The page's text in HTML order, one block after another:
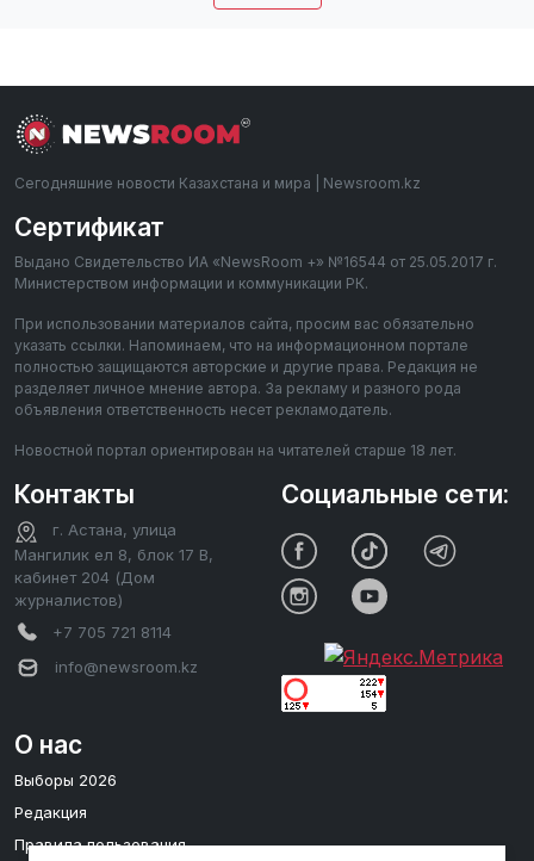
Сегодняшние новости Казахстана и мира | Newsroom.kz
Сертификат
Выдано Свидетельство ИА «NewsRoom +» №16544 от 25.05.2017 г.
Министерством информации и коммуникации РК.
При использовании материалов сайта, просим вас обязательно
указать ссылки. Напоминаем, что на информационном портале
полностью защищаются авторские и другие права. Редакция не
разделяет личное мнение автора. За рекламу и разного рода
объявления ответственность несет рекламодатель.
Новостной портал ориентирован на читателей старше 18 лет.
Контакты
г. Астана, улица
Мангилик ел 8, блок 17 В,
кабинет 204 (Дом
журналистов)
+7 705 721 8114
info@newsroom.kz
О нас
Выборы 2026
Редакция
Правила пользования
Социальные сети: